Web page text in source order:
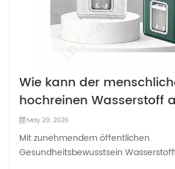
Wie kann der
hochreinen Wasserstoff
May 29, 2026
Mit zunehmendem öffentlichen
Gesundheitsbewusstsein